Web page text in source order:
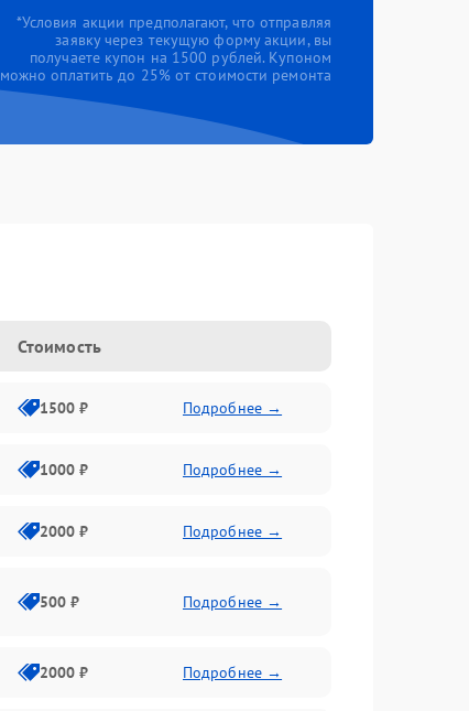
*Условия акции предполагают, что отправляя
заявку через текущую форму акции, вы
получаете купон на 1500 рублей. Купоном
можно оплатить до 25% от стоимости ремонта
Стоимость
1500 ₽ Подробнее →
1000 ₽ Подробнее →
2000 ₽ Подробнее →
500 ₽ Подробнее →
2000 ₽ Подробнее →